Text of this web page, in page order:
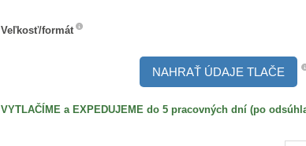
Veľkosť/formát
NAHRAŤ ÚDAJE TLAČE
VYTLAČÍME a EXPEDUJEME do 5 pracovných dní (po